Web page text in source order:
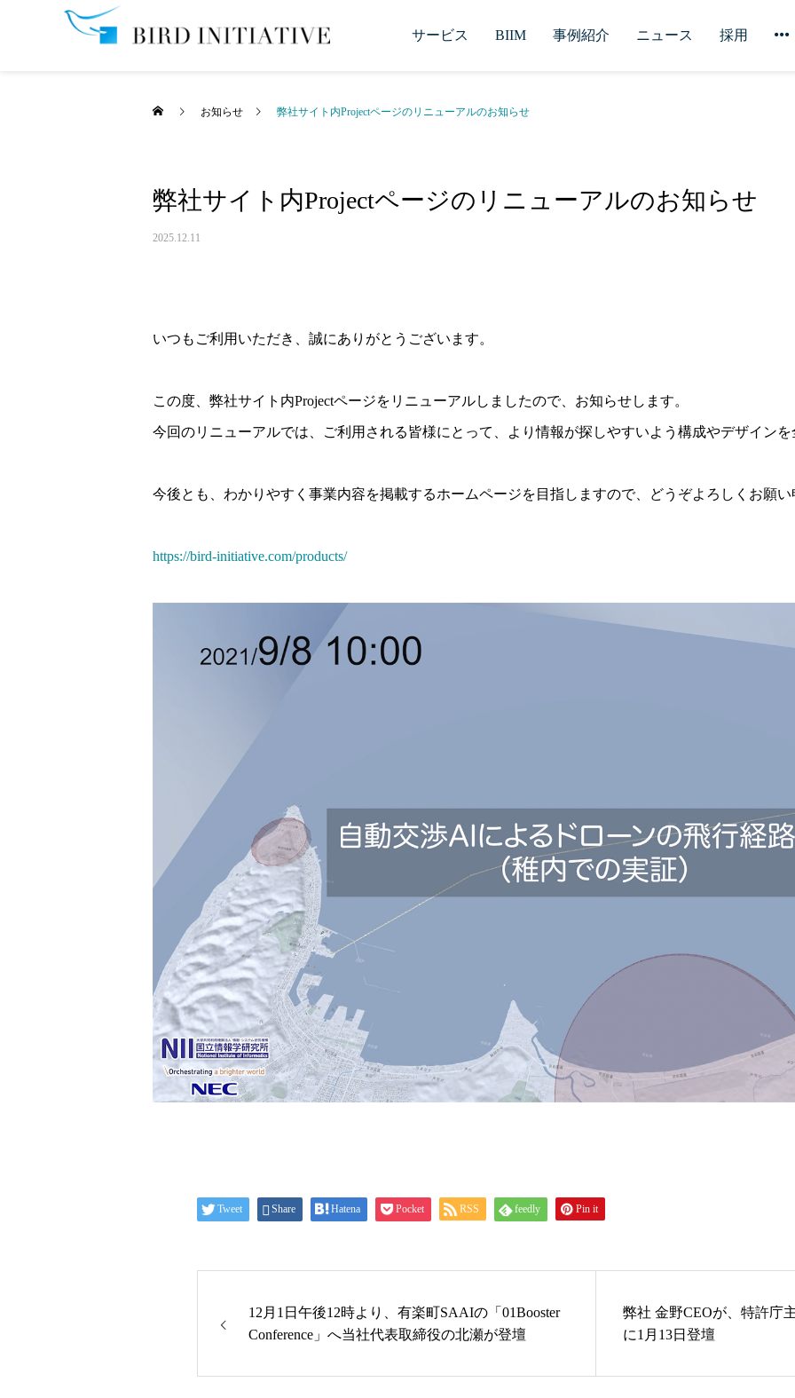
サービス BIIM 事例紹介 ニュース 採用
お知らせ 弊社サイト内Projectページのリニューアルのお知らせ
弊社サイト内Projectページのリニューアルのお知らせ
2025.12.11
いつもご利用いただき、誠にありがとうございます。
この度、弊社サイト内Projectページをリニューアルしましたので、お知らせします。
今回のリニューアルでは、ご利用される皆様にとって、より情報が探しやすいよう構成やデザインを
今後とも、わかりやすく事業内容を掲載するホームページを目指しますので、どうぞよろしくお願い
https://bird-initiative.com/products/
Tweet Share Hatena Pocket RSS feedly Pin it
12月1日午後12時より、有楽町SAAIの「01Booster
Conference」へ当社代表取締役の北瀬が登壇
弊社 金野CEOが、特許庁
に1月13日登壇